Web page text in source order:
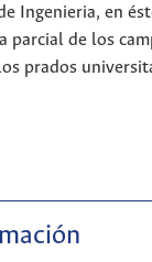
Ingenieria, en
parcial de los
prados